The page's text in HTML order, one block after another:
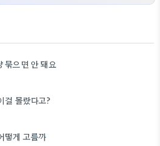
묶으면 안 돼요
걸 몰랐다고?
떻게 고를까